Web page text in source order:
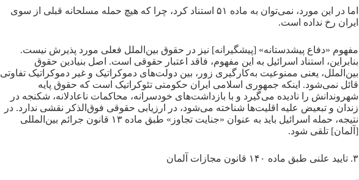
اما در این مورد، نمی‌توان به ماده ۵۱ استناد کرد، چرا که هیچ حمله مسلحانه قبلی از سوی
ایران رخ نداده است.
مفهوم «دفاع پیشدستانه» [پیشگیرانه] نیز در حقوق بین‌الملل فعلی مورد پذیرش نیست.
بنابراین، استناد اسرائیل به این مفهوم، فاقد اعتبار حقوقی است. اصل بنیادین حقوق
بین‌الملل، یعنی ممنوعیت به‌کارگیری زور، بین دولت‌های دموکراتیک و غیر دموکراتیک تفاوتی
قائل نمی‌شود. اینکه جمهوری اسلامی ایران حکومتی تئوکراتیک است که حقوق پایه
شهروندانش را نادیده می‌گیرد و با بازداشت‌های خودسرانه، محاکمات ناعادلانه، شکنجه در
زندان و تبعیض علیه اقلیت‌ها شناخته می‌شود، در ارزیابی حقوقی فوق‌الذکر نقشی ندارد. در
نتیجه، حمله اسرائیل باید به عنوان «جنایت تجاوز» طبق ماده ۱۳ قانون جرائم بین‌المللی
[آلمان] تلقی شود.
۳. تایید علنی طبق ماده ۱۴۰ قانون مجازات آلمان